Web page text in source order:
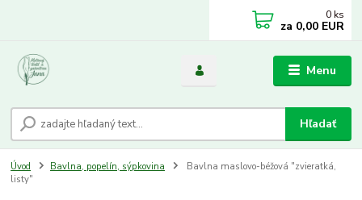
Menu
Hľadať
0 ks
za 0,00 EUR
Úvod Bavlna, popelín, sýpkovina
Bavlna maslovo-béžová "zvieratká,
listy"